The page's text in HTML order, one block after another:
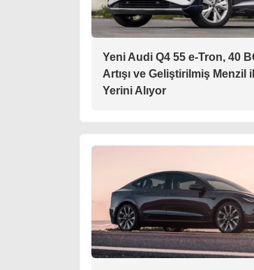
Yeni Audi Q4 55 e-Tron, 40
Artışı ve Geliştirilmiş Menzil
Yerini Alıyor